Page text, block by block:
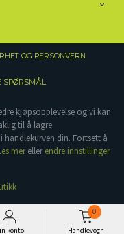
konto Handlevogn
0
OG PERSONVERN
SPØRSMÅL
kjøpsopplevelse og vi kan
til å lagre
din. Fortsett å
merellerendre innstillinger